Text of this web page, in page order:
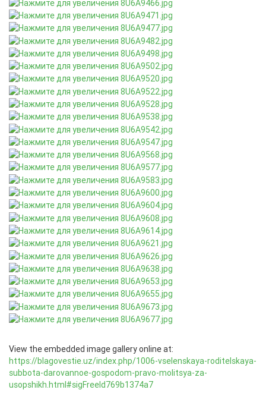
View the embedded image gallery online at:
https://blagovestie.uz/index.php/1006-vselenskaya-roditelskaya-
subbota-darovannoe-gospodom-pravo-molitsya-za-
usopshikh.html#sigFreeId769b1374a7